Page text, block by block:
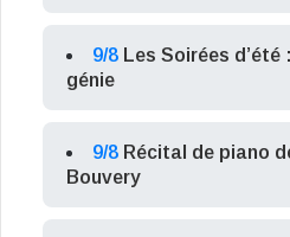
9/8 Les Soirées d’été
génie
9/8 Récital de piano
Bouvery